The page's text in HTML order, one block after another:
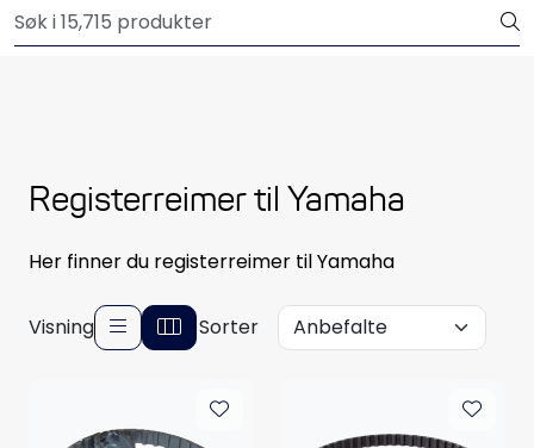
Skip to main content
Registerreimer til Yamaha
Her finner du registerreimer til Yamaha
Visning Sorter
Pumper